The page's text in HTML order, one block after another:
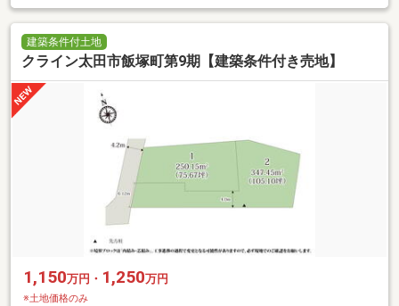
建築条件付土地
クライン太田市飯塚町第9期【建築条件付き売地】
1,150万円・ 1,250万円
※土地価格のみ